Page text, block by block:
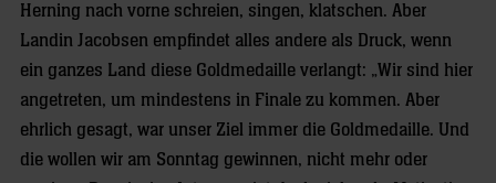
Herning nach vorne schreien, singen, klatschen. Aber
Landin Jacobsen empfindet alles andere als Druck, wenn
ein ganzes Land diese Goldmedaille verlangt: „Wir sind hier
angetreten, um mindestens in Finale zu kommen. Aber
ehrlich gesagt, war unser Ziel immer die Goldmedaille. Und
die wollen wir am Sonntag gewinnen, nicht mehr oder